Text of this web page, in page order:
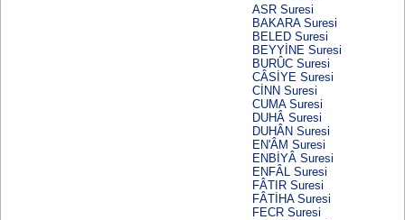
ASR Suresi
BAKARA Suresi
BELED Suresi
BEYYİNE Suresi
BURÛC Suresi
CÂSİYE Suresi
CİNN Suresi
CUMA Suresi
DUHÂ Suresi
DUHÂN Suresi
EN'ÂM Suresi
ENBİYÂ Suresi
ENFÂL Suresi
FÂTIR Suresi
FÂTİHA Suresi
FECR Suresi